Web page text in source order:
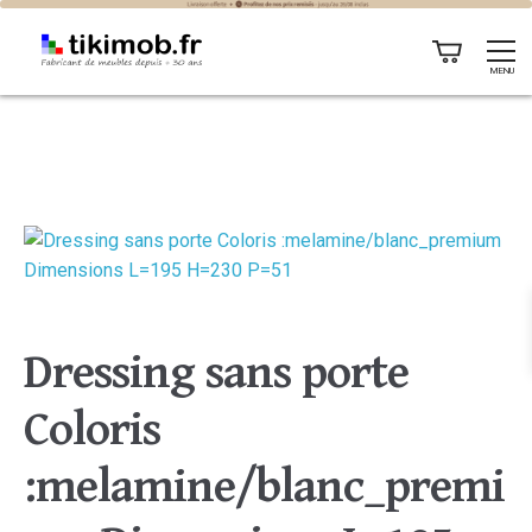
MENU
Dressing sans porte
Coloris
:melamine/blanc_premi